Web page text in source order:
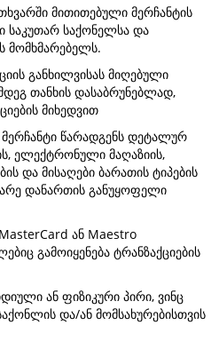
მითითებული მერჩანტის
საკუთარ საქონელსა და
მომხმარებელს.
განხილვისას მიღებული
თანხის დასაბრუნებლად,
მიხედვით
წარადგენს დეტალურ
ელექტრონული მაღაზიის,
და მისაღები ბარათის ტიპების
დანართის განუყოფელი
ან Maestro
გამოიყენება ტრანზაქციების
ან ფიზიკური პირი, ვინც
და/ან მომსახურებისთვის